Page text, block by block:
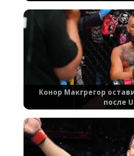
Конор Макгрегор
после